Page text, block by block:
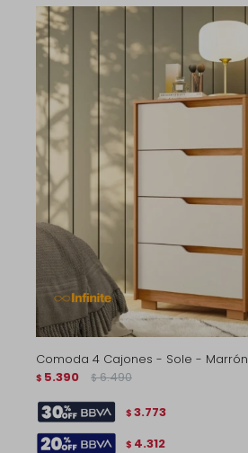
Comoda 4 Cajones - Sole - Marrón
$ 5.390 $ 6.490
$ 3.773
$ 4.312